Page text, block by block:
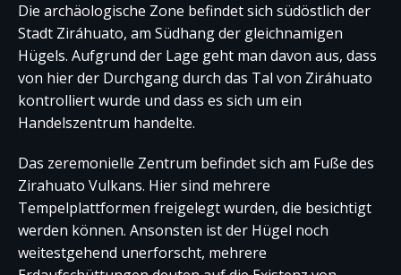
Die archäologische Zone befindet sich südöstlich der
Stadt Ziráhuato, am Südhang der gleichnamigen
Hügels. Aufgrund der Lage geht man davon aus, dass
von hier der Durchgang durch das Tal von Ziráhuato
kontrolliert wurde und dass es sich um ein
Handelszentrum handelte.
Das zeremonielle Zentrum befindet sich am Fuße des
Zirahuato Vulkans. Hier sind mehrere
Tempelplattformen freigelegt wurden, die besichtigt
werden können. Ansonsten ist der Hügel noch
weitestgehend unerforscht, mehrere